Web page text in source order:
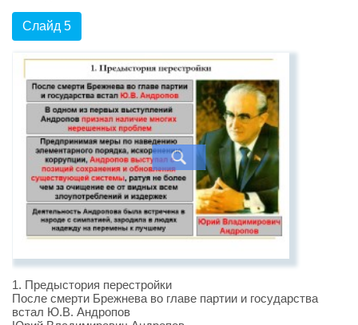
Слайд 5
1. Предыстория перестройки
После смерти Брежнева во главе партии и государства
встал Ю.В. Андропов